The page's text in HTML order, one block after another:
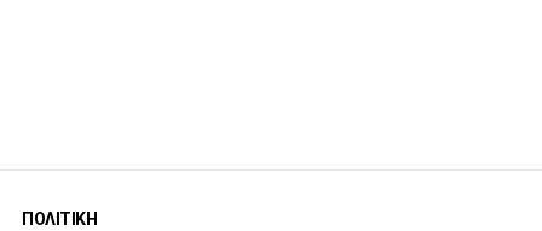
ΠΟΛΙΤΙΚΗ